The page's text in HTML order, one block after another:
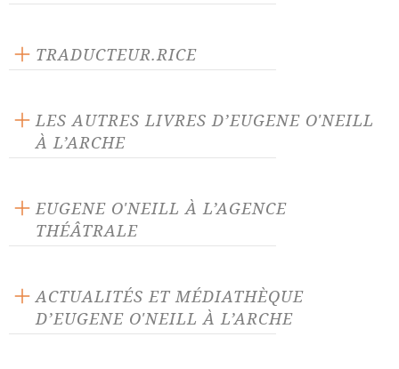
272 pages
Prix : 25.00 €
ISBN : 9782851811745
TRADUCTEUR.RICE
LES AUTRES LIVRES D’EUGENE O'NEILL
À L’ARCHE
EUGENE O'NEILL À L’AGENCE
THÉÂTRALE
Avant le petit-déjeuner Châteaux magnifiques
ACTUALITÉS ET MÉDIATHÈQUE
D’EUGENE O'NEILL À L’ARCHE